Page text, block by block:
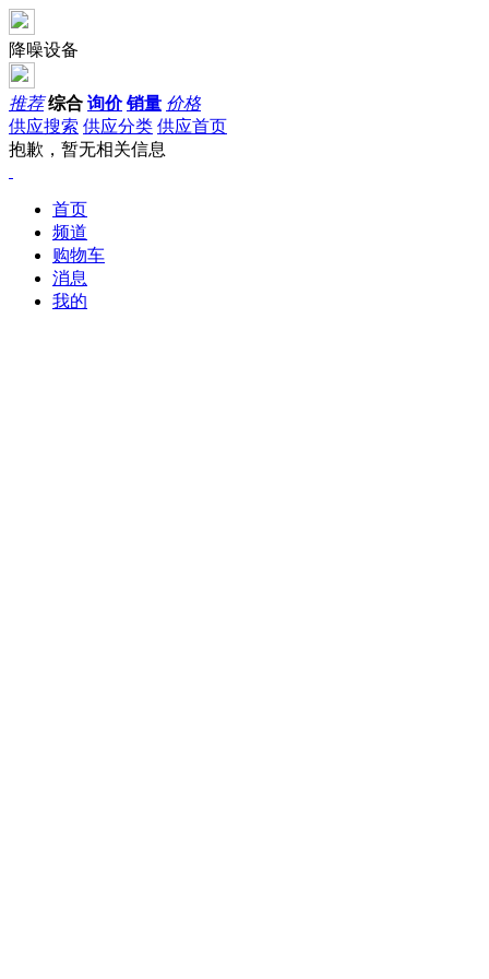
降噪设备
推荐 综合 询价 销量 价格
供应搜索 供应分类 供应首页
抱歉，暂无相关信息
首页
频道
购物车
消息
我的